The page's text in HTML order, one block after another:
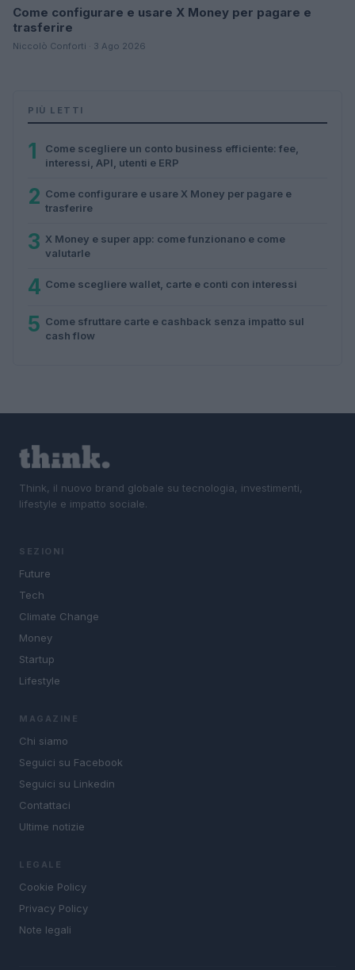
Come configurare e usare X Money per pagare e
trasferire
Niccolò Conforti · 3 Ago 2026
PIÙ LETTI
1
Come scegliere un conto business efficiente: fee,
interessi, API, utenti e ERP
2 Come configurare e usare X Money per pagare e
trasferire
3 X Money e super app: come funzionano e come
valutarle
4 Come scegliere wallet, carte e conti con interessi
5 Come sfruttare carte e cashback senza impatto sul
cash flow
Think, il nuovo brand globale su tecnologia, investimenti,
lifestyle e impatto sociale.
SEZIONI
Future
Tech
Climate Change
Money
Startup
Lifestyle
MAGAZINE
Chi siamo
Seguici su Facebook
Seguici su Linkedin
Contattaci
Ultime notizie
LEGALE
Cookie Policy
Privacy Policy
Note legali